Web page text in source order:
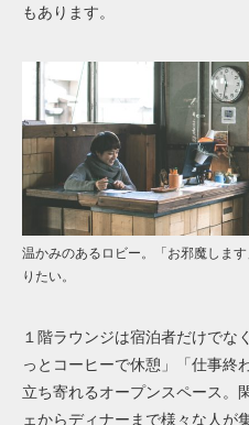
もあります。
温かみのあるロビー。「お邪魔しま
りたい。
１階ラウンジは宿泊者だけでな
っとコーヒーで休憩」「仕事終
立ち寄れるオープンスペース。
ェからディナーまで様々な人が